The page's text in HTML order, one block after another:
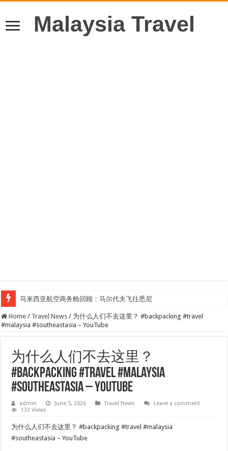
Malaysia Travel
马来西亚航空商务舱回顾：马尔代夫飞往悉尼
Home / Travel News / 为什么人们不去这里？ #backpacking #travel
#malaysia #southeastasia – YouTube
为什么人们不去这里？
#backpacking #travel #malaysia
#southeastasia – YouTube
admin June 5, 2026 Travel News
Leave a comment
133 Views
为什么人们不去这里？ #backpacking #travel #malaysia
#southeastasia – YouTube